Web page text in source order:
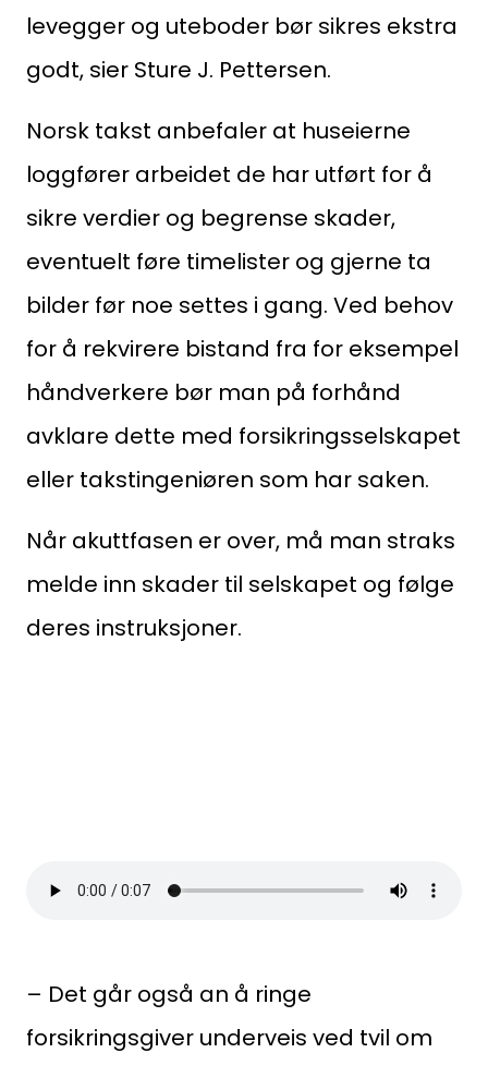
Medlemskap
Kurs og konferanser
Kompetanse
Forbruker
Aktuelt
Om Norsk takst
Bli medlem
Kontaktinformasjon:
adm@norsktakst.no
22 08 76 00
956 955 211
levegger og uteboder bør sikres ekstra
godt, sier Sture J. Pettersen.
Norsk takst anbefaler at huseierne
loggfører arbeidet de har utført for å
sikre verdier og begrense skader,
eventuelt føre timelister og gjerne ta
bilder før noe settes i gang. Ved behov
for å rekvirere bistand fra for eksempel
håndverkere bør man på forhånd
avklare dette med forsikringsselskapet
eller takstingeniøren som har saken.
Når akuttfasen er over, må man straks
melde inn skader til selskapet og følge
deres instruksjoner.
– Det går også an å ringe
forsikringsgiver underveis ved tvil om